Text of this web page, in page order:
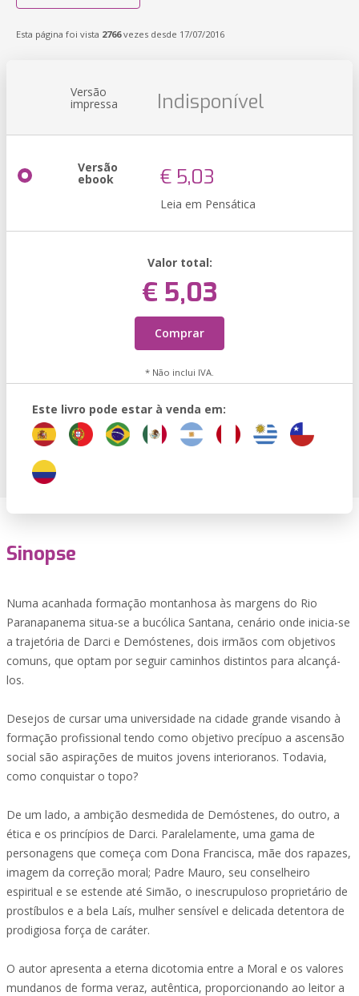
Esta página foi vista 2766vezes desde 17/07/2016
Versão
impressa Indisponível
Versão
ebook € 5,03
Leia em Pensática
Valor total:
€ 5,03
Comprar
* Não inclui IVA.
Este livro pode estar à venda em:
Sinopse
Numa acanhada formação montanhosa às margens do Rio
Paranapanema situa-se a bucólica Santana, cenário onde inicia-se
a trajetória de Darci e Demóstenes, dois irmãos com objetivos
comuns, que optam por seguir caminhos distintos para alcançá-
los.
Desejos de cursar uma universidade na cidade grande visando à
formação profissional tendo como objetivo precípuo a ascensão
social são aspirações de muitos jovens interioranos. Todavia,
como conquistar o topo?
De um lado, a ambição desmedida de Demóstenes, do outro, a
ética e os princípios de Darci. Paralelamente, uma gama de
personagens que começa com Dona Francisca, mãe dos rapazes,
imagem da correção moral; Padre Mauro, seu conselheiro
espiritual e se estende até Simão, o inescrupuloso proprietário de
prostíbulos e a bela Laís, mulher sensível e delicada detentora de
prodigiosa força de caráter.
O autor apresenta a eterna dicotomia entre a Moral e os valores
mundanos de forma veraz, autêntica, proporcionando ao leitor a